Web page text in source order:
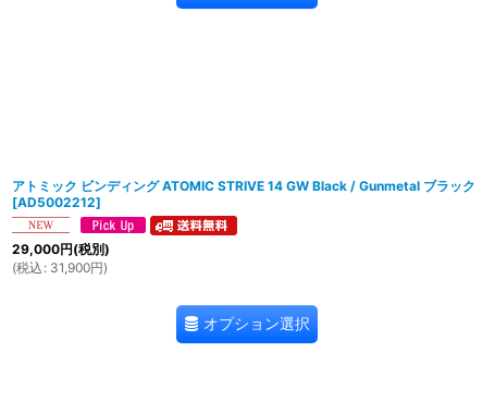
アトミック ビンディング ATOMIC STRIVE 14 GW Black / Gunmetal ブラック
[AD5002212]
29,000円(税別)
(税込 : 31,900円)
オプション選択